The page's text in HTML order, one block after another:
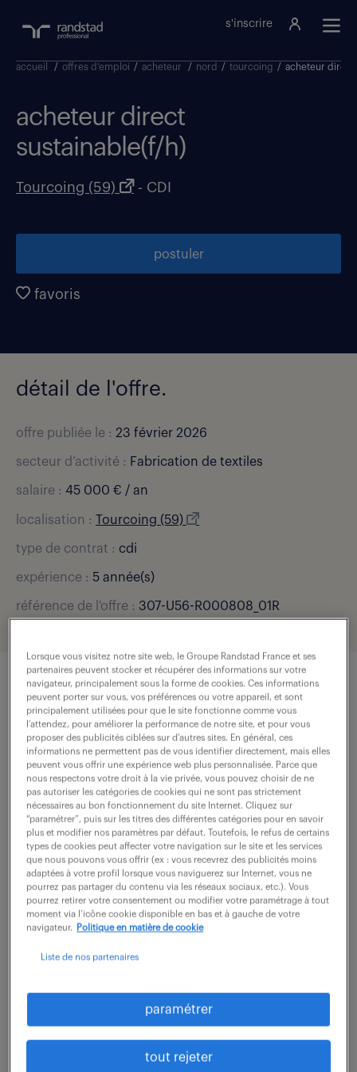
s'inscrire
accueil / offres d'emploi / acheteur / nord / tourcoing / acheteur direct
acheteur direct
sustainable(f/h)
Tourcoing (59) - CDI
postuler
favoris
détail de l'offre.
offre publiée le : 23 février 2026
secteur d’activité : Fabrication de textiles
salaire : 45 000 € / an
localisation : Tourcoing (59)
type de contrat : cdi
expérience : 5 année(s)
référence de l'offre : 307-U56-R000808_01R
description du poste
Au sein de l'équipe Achats Corporate (7 personnes)
recherche un(e) Acheteur(se) Confirmé(e) pour
accompagner l'expansion du Groupe.
Dans ce cadre, voici vos missions principales :
-Gestion de portefeuille : prendre en charge une
partie des Achats Directs et assurer la relation avec
les fournisseurs dans une démarche d'amélioration
continue.
stratégies d'achats sur les volets qualité,
sécurisation des approvisionnements, optimisation
des coûts et intégration des critères RSE.
Lorsque vous visitez notre site web, le Groupe Randstad France et ses
partenaires peuvent stocker et récupérer des informations sur votre
navigateur, principalement sous la forme de cookies. Ces informations
peuvent porter sur vous, vos préférences ou votre appareil, et sont
principalement utilisées pour que le site fonctionne comme vous
l’attendez, pour améliorer la performance de notre site, et pour vous
proposer des publicités ciblées sur d’autres sites. En général, ces
informations ne permettent pas de vous identifier directement, mais elles
peuvent vous offrir une expérience web plus personnalisée. Parce que
nous respectons votre droit à la vie privée, vous pouvez choisir de ne
pas autoriser les catégories de cookies qui ne sont pas strictement
nécessaires au bon fonctionnement du site Internet. Cliquez sur
“paramétrer”, puis sur les titres des différentes catégories pour en savoir
plus et modifier nos paramètres par défaut. Toutefois, le refus de certains
types de cookies peut affecter votre navigation sur le site et les services
que nous pouvons vous offrir (ex : vous recevrez des publicités moins
adaptées à votre profil lorsque vous naviguerez sur Internet, vous ne
pourrez pas partager du contenu via les réseaux sociaux, etc.). Vous
pourrez retirer votre consentement ou modifier votre paramétrage à tout
moment via l’icône cookie disponible en bas et à gauche de votre
navigateur.
Politique en matière de cookie
Liste de nos partenaires
paramétrer
tout rejeter